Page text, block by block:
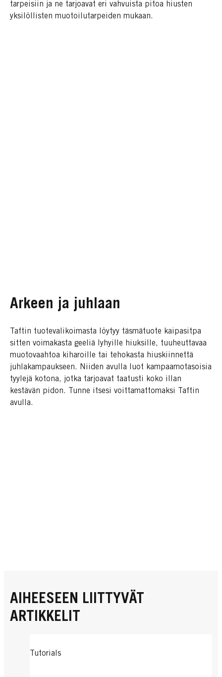
tarpeisiin ja ne tarjoavat eri vahvuista pitoa hiusten
yksilöllisten muotoilutarpeiden mukaan.
Arkeen ja juhlaan
Taftin tuotevalikoimasta löytyy täsmätuote kaipasitpa
sitten voimakasta geeliä lyhyille hiuksille, tuuheuttavaa
muotovaahtoa kiharoille tai tehokasta hiuskiinnettä
juhlakampaukseen. Niiden avulla luot kampaamotasoisia
tyylejä kotona, jotka tarjoavat taatusti koko illan
kestävän pidon. Tunne itsesi voittamattomaksi Taftin
avulla.
AIHEESEEN LIITTYVÄT
ARTIKKELIT
Tutorials